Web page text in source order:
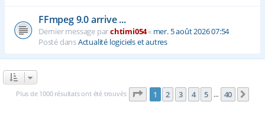
FFmpeg 9.0 arrive ...
Dernier message parchtimi054« mer. 5 août 2026 07:54
Posté dansActualité logiciels et autres
Plus de 1000 résultats ont été trouvés Page 1sur40
1 2 3 4 5 … 40